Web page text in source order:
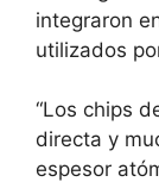
integraron
utilizados
“Los chips
directa y
espesor